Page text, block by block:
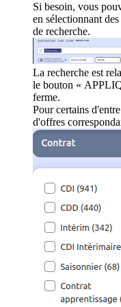
Si besoin, vous
en sélectionnant
de recherche.
La recherche est
le bouton «
ferme.
Pour certains
d'offres